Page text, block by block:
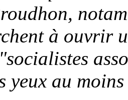
à ouvrir
yeux au